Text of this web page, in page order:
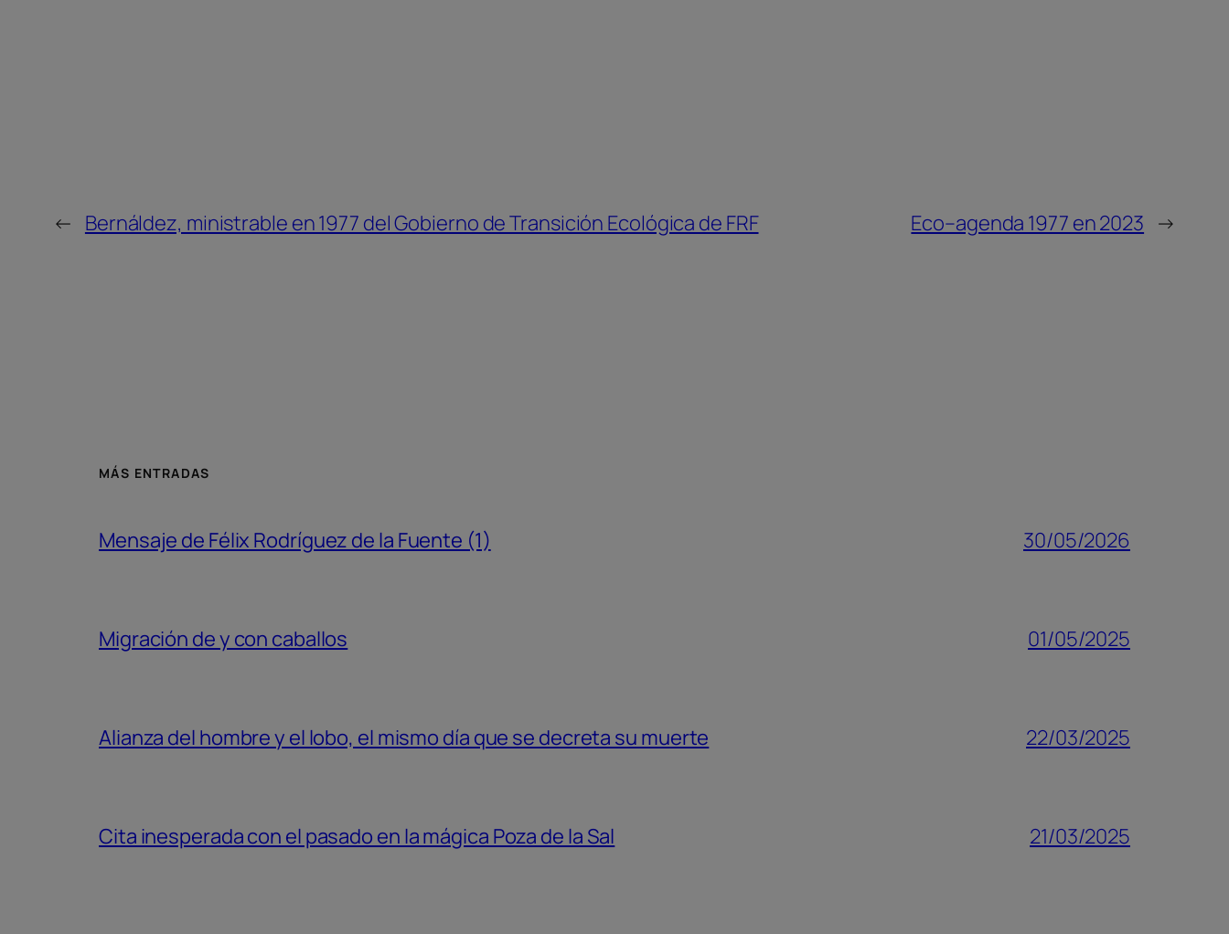
← Bernáldez, ministrable en 1977 del Gobierno de Transición Ecológica de FRF Eco–agenda 1977 en 2023 →
MÁS ENTRADAS
Mensaje de Félix Rodríguez de la Fuente (1) 30/05/2026
Migración de y con caballos 01/05/2025
Alianza del hombre y el lobo, el mismo día que se decreta su muerte 22/03/2025
Cita inesperada con el pasado en la mágica Poza de la Sal 21/03/2025